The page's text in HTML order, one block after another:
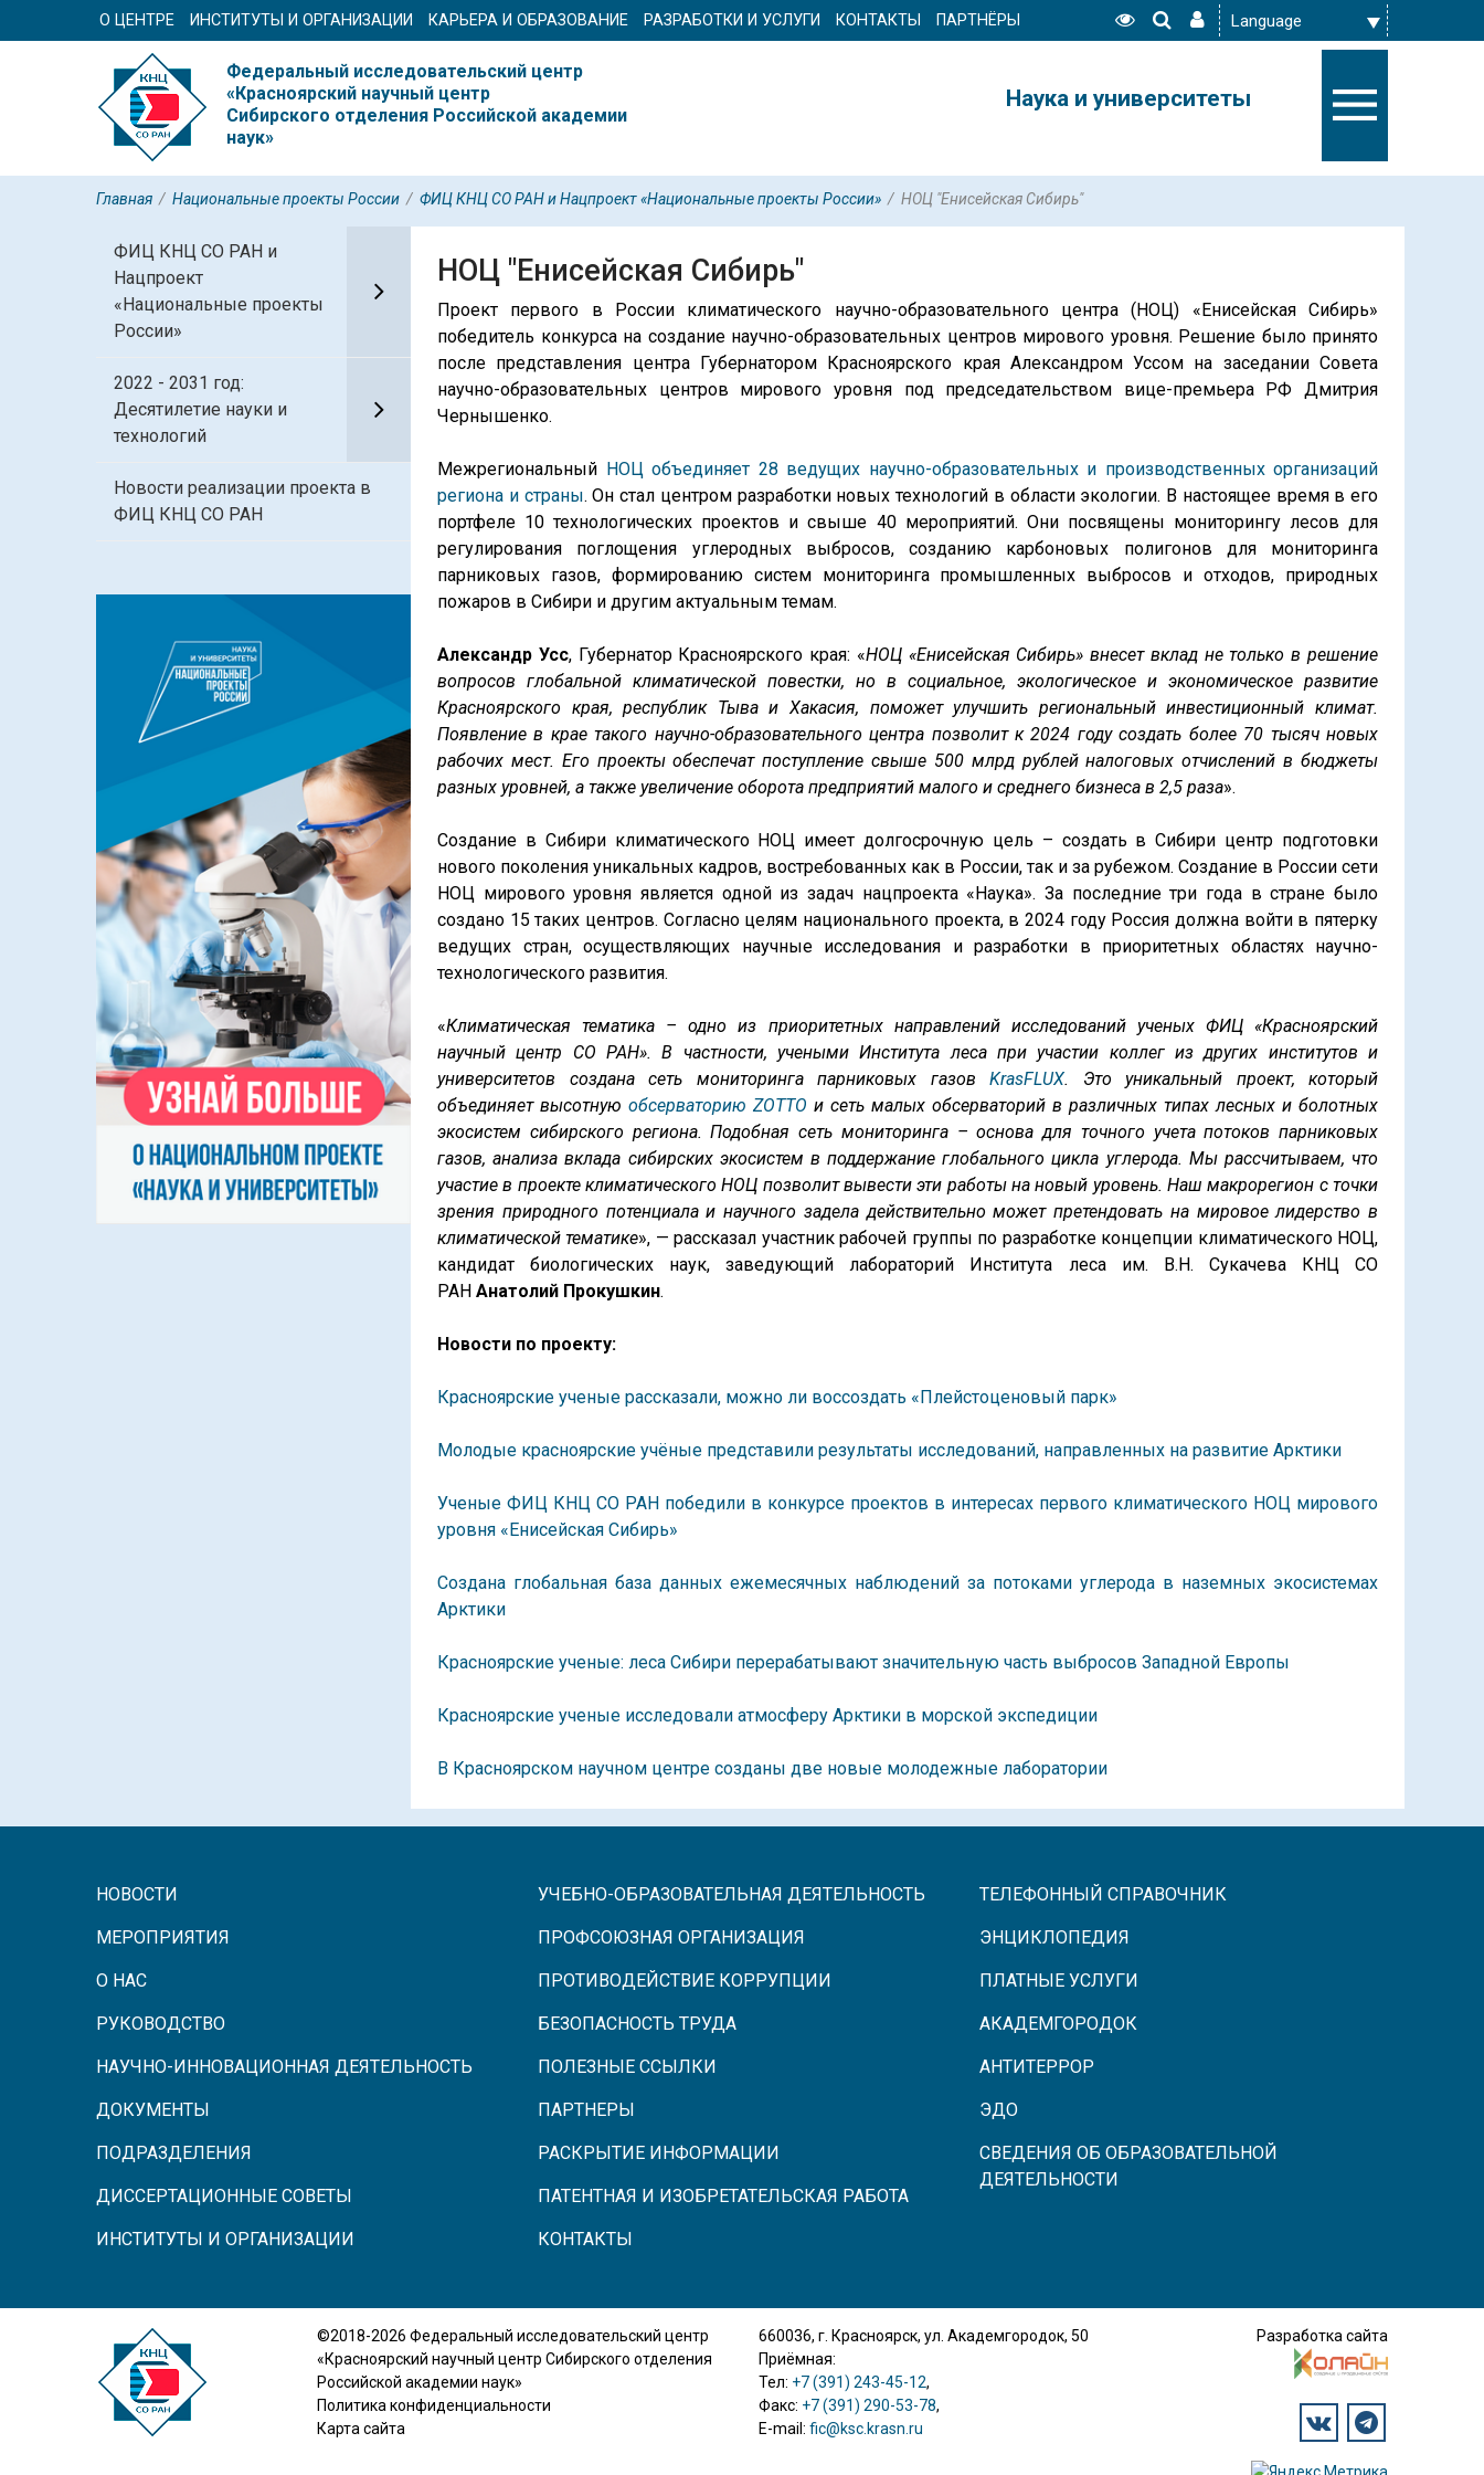
О ЦЕНТРЕ ИНСТИТУТЫ И ОРГАНИЗАЦИИ КАРЬЕРА И ОБРАЗОВАНИЕ РАЗРАБОТКИ И УСЛУГИ КОНТАКТЫ ПАРТНЁРЫ
Федеральный исследовательский центр
«Красноярский научный центр
Сибирского отделения Российской академии
наук»
Наука и университеты
Главная / Национальные проекты России / ФИЦ КНЦ СО РАН и Нацпроект «Национальные проекты России» / НОЦ "Енисейская Сибирь"
ФИЦ КНЦ СО РАН и
Нацпроект
«Национальные проекты
России»
2022 - 2031 год:
Десятилетие науки и
технологий
Новости реализации проекта в
ФИЦ КНЦ СО РАН
НОЦ "Енисейская Сибирь"
Проект первого в России климатического научно-образовательного центра (НОЦ) «Енисейская Сибирь»
победитель конкурса на создание научно-образовательных центров мирового уровня. Решение было принято
после представления центра Губернатором Красноярского края Александром Уссом на заседании Совета
научно-образовательных центров мирового уровня под председательством вице-премьера РФ Дмитрия
Чернышенко.
Межрегиональный НОЦ объединяет 28 ведущих научно-образовательных и производственных организаций
региона и страны. Он стал центром разработки новых технологий в области экологии. В настоящее время в его
портфеле 10 технологических проектов и свыше 40 мероприятий. Они посвящены мониторингу лесов для
регулирования поглощения углеродных выбросов, созданию карбоновых полигонов для мониторинга
парниковых газов, формированию систем мониторинга промышленных выбросов и отходов, природных
пожаров в Сибири и другим актуальным темам.
Александр Усс, Губернатор Красноярского края: «НОЦ «Енисейская Сибирь» внесет вклад не только в решение
вопросов глобальной климатической повестки, но в социальное, экологическое и экономическое развитие
Красноярского края, республик Тыва и Хакасия, поможет улучшить региональный инвестиционный климат.
Появление в крае такого научно-образовательного центра позволит к 2024 году создать более 70 тысяч новых
рабочих мест. Его проекты обеспечат поступление свыше 500 млрд рублей налоговых отчислений в бюджеты
разных уровней, а также увеличение оборота предприятий малого и среднего бизнеса в 2,5 раза».
Создание в Сибири климатического НОЦ имеет долгосрочную цель – создать в Сибири центр подготовки
нового поколения уникальных кадров, востребованных как в России, так и за рубежом. Создание в России сети
НОЦ мирового уровня является одной из задач нацпроекта «Наука». За последние три года в стране было
создано 15 таких центров. Согласно целям национального проекта, в 2024 году Россия должна войти в пятерку
ведущих стран, осуществляющих научные исследования и разработки в приоритетных областях научно-
технологического развития.
«Климатическая тематика – одно из приоритетных направлений исследований ученых ФИЦ «Красноярский
научный центр СО РАН». В частности, учеными Института леса при участии коллег из других институтов и
университетов создана сеть мониторинга парниковых газов KrasFLUX. Это уникальный проект, который
объединяет высотную обсерваторию ZOTTO и сеть малых обсерваторий в различных типах лесных и болотных
экосистем сибирского региона. Подобная сеть мониторинга – основа для точного учета потоков парниковых
газов, анализа вклада сибирских экосистем в поддержание глобального цикла углерода. Мы рассчитываем, что
участие в проекте климатического НОЦ позволит вывести эти работы на новый уровень. Наш макрорегион с точки
зрения природного потенциала и научного задела действительно может претендовать на мировое лидерство в
климатической тематике», — рассказал участник рабочей группы по разработке концепции климатического НОЦ,
кандидат биологических наук, заведующий лабораторий Института леса им. В.Н. Сукачева КНЦ СО
РАН Анатолий Прокушкин.
Новости по проекту:
Красноярские ученые рассказали, можно ли воссоздать «Плейстоценовый парк»
Молодые красноярские учёные представили результаты исследований, направленных на развитие Арктики
Ученые ФИЦ КНЦ СО РАН победили в конкурсе проектов в интересах первого климатического НОЦ мирового
уровня «Енисейская Сибирь»
Создана глобальная база данных ежемесячных наблюдений за потоками углерода в наземных экосистемах
Арктики
Красноярские ученые: леса Сибири перерабатывают значительную часть выбросов Западной Европы
Красноярские ученые исследовали атмосферу Арктики в морской экспедиции
В Красноярском научном центре созданы две новые молодежные лаборатории
НОВОСТИ
МЕРОПРИЯТИЯ
О НАС
РУКОВОДСТВО
НАУЧНО-ИННОВАЦИОННАЯ ДЕЯТЕЛЬНОСТЬ
ДОКУМЕНТЫ
ПОДРАЗДЕЛЕНИЯ
ДИССЕРТАЦИОННЫЕ СОВЕТЫ
ИНСТИТУТЫ И ОРГАНИЗАЦИИ
УЧЕБНО-ОБРАЗОВАТЕЛЬНАЯ ДЕЯТЕЛЬНОСТЬ
ПРОФСОЮЗНАЯ ОРГАНИЗАЦИЯ
ПРОТИВОДЕЙСТВИЕ КОРРУПЦИИ
БЕЗОПАСНОСТЬ ТРУДА
ПОЛЕЗНЫЕ ССЫЛКИ
ПАРТНЕРЫ
РАСКРЫТИЕ ИНФОРМАЦИИ
ПАТЕНТНАЯ И ИЗОБРЕТАТЕЛЬСКАЯ РАБОТА
КОНТАКТЫ
ТЕЛЕФОННЫЙ СПРАВОЧНИК
ЭНЦИКЛОПЕДИЯ
ПЛАТНЫЕ УСЛУГИ
АКАДЕМГОРОДОК
АНТИТЕРРОР
ЭДО
СВЕДЕНИЯ ОБ ОБРАЗОВАТЕЛЬНОЙ
ДЕЯТЕЛЬНОСТИ
©2018-2026 Федеральный исследовательский центр
«Красноярский научный центр Сибирского отделения
Российской академии наук»
Политика конфиденциальности
Карта сайта
660036, г. Красноярск, ул. Академгородок, 50
Приёмная:
Тел: +7 (391) 243-45-12,
Факс: +7 (391) 290-53-78,
E-mail: fic@ksc.krasn.ru
Разработка сайта